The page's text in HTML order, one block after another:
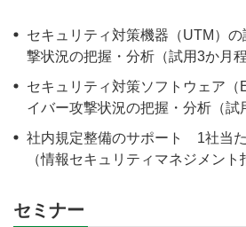
セキュリティ対策機器（UTM）
撃状況の把握・分析（試用3か月
セキュリティ対策ソフトウェア（
イバー攻撃状況の把握・分析（試
社内規定整備のサポート 1社当
（情報セキュリティマネジメント
セミナー